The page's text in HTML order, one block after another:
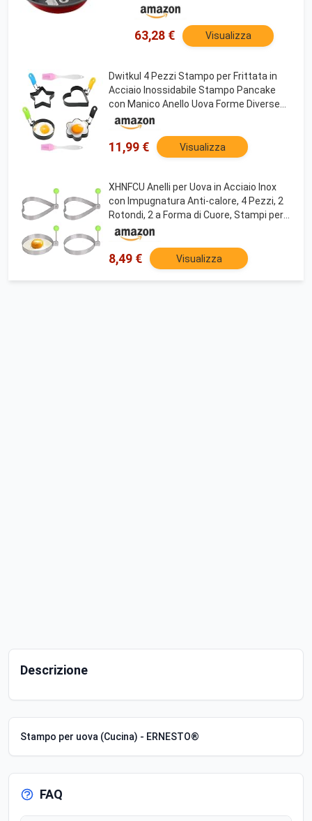
Ristorante Occidentale di Lunga
Data, Padella per Omelette, Forma
di Omelette, Forma di Uovo, Facile
63,28 € Visualizza
Dwitkul 4 Pezzi Stampo per Frittata in
Acciaio Inossidabile Stampo Pancake
con Manico Anello Uova Forme Diverse
Stampi con Spazzola in Silicone Anelli
Utensili da Cucina per Friggere
11,99 € Visualizza
XHNFCU Anelli per Uova in Acciaio Inox
con Impugnatura Anti-calore, 4 Pezzi, 2
Rotondi, 2 a Forma di Cuore, Stampi per
Uova Fritte Antiaderenti per Frittura,
Pancake
8,49 € Visualizza
Descrizione
Stampo per uova (Cucina) - ERNESTO®
FAQ